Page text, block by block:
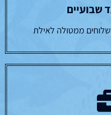
שבועיים
ממטולה לאילת